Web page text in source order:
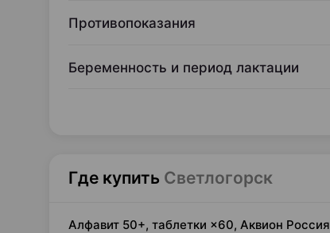
Противопоказания
Беременность и период лактации
Где купить Светлогорск
Алфавит 50+, таблетки ×60, Аквион Россия